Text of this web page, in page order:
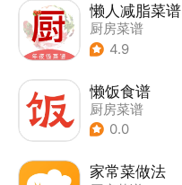
懒人减脂菜谱
厨房菜谱
4.9
懒饭食谱
厨房菜谱
0.0
家常菜做法